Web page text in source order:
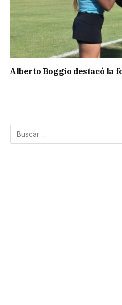
Alberto Boggio destacó la